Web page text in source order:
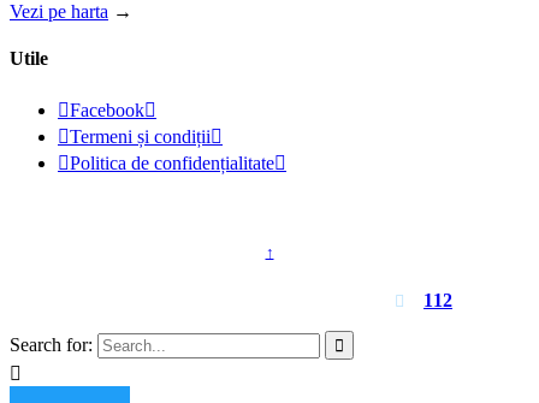
Vezi pe harta →
Utile
Facebook
Termeni și condiții
Politica de confidențialitate
↑
 112
Search for: 
